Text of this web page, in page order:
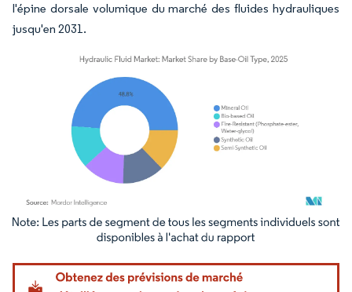
l'épine dorsale volumique du marché des fluides hydrauliques
jusqu'en 2031.
Image © Mordor Intelligence. La réutilisation nécessite une attribution sous CC BY